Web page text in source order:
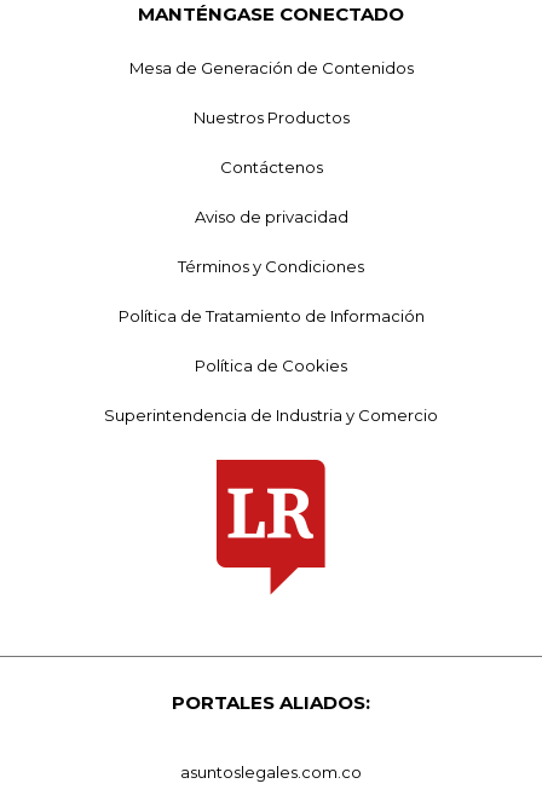
MANTÉNGASE CONECTADO
Mesa de Generación de Contenidos
Nuestros Productos
Contáctenos
Aviso de privacidad
Términos y Condiciones
Política de Tratamiento de Información
Política de Cookies
Superintendencia de Industria y Comercio
PORTALES ALIADOS:
asuntoslegales.com.co